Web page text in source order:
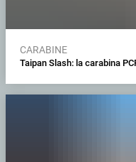
CARABINE
Taipan Slash: la carabina